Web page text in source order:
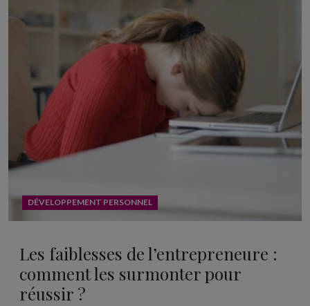
DÉVELOPPEMENT PERSONNEL
Les faiblesses de l’entrepreneure :
comment les surmonter pour
réussir ?